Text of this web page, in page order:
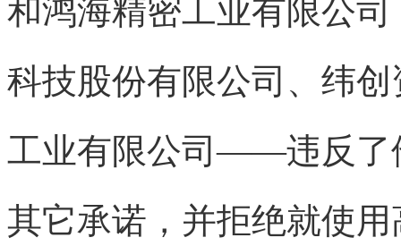
和鸿海精密工业有限公
科技股份有限公司、纬
工业有限公司——违反了
其它承诺，并拒绝就使